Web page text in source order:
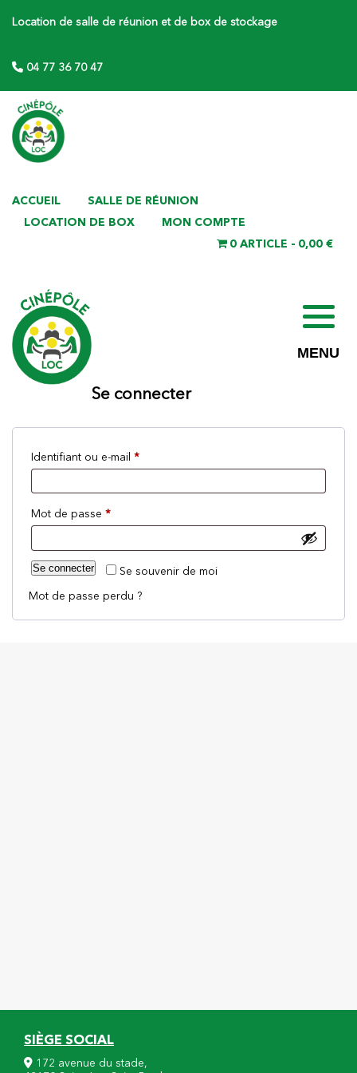
Location de salle de réunion et de box de stockage
04 77 36 70 47
ACCUEIL
SALLE DE RÉUNION
LOCATION DE BOX
MON COMPTE
0 ARTICLE
0,00 €
MENU
Se connecter
Identifiant ou e-mail *Obligatoire
Mot de passe *Obligatoire
Se souvenir de moi
Se connecter
Mot de passe perdu ?
SIÈGE SOCIAL
172 avenue du stade,